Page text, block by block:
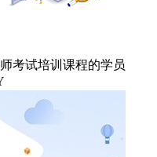
考试培训课程的学员